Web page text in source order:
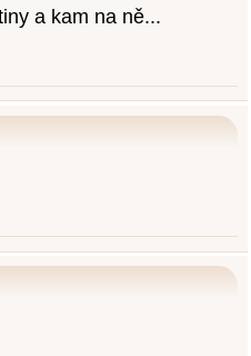
a kam na ně...